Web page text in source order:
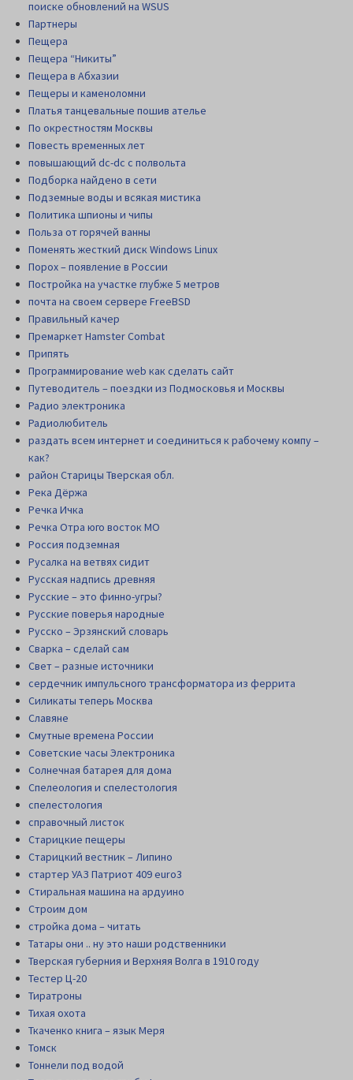
поиске обновлений на WSUS
Партнеры
Пещера
Пещера “Никиты”
Пещера в Абхазии
Пещеры и каменоломни
Платья танцевальные пошив ателье
По окрестностям Москвы
Повесть временных лет
повышающий dc-dc с полвольта
Подборка найдено в сети
Подземные воды и всякая мистика
Политика шпионы и чипы
Польза от горячей ванны
Поменять жесткий диск Windows Linux
Порох – появление в России
Постройка на участке глубже 5 метров
почта на своем сервере FreeBSD
Правильный качер
Премаркет Hamster Combat
Припять
Программирование web как сделать сайт
Путеводитель – поездки из Подмосковья и Москвы
Радио электроника
Радиолюбитель
раздать всем интернет и соединиться к рабочему компу –
как?
район Старицы Тверская обл.
Река Дёржа
Речка Ичка
Речка Отра юго восток МО
Россия подземная
Русалка на ветвях сидит
Русская надпись древняя
Русские – это финно-угры?
Русские поверья народные
Русско – Эрзянский словарь
Сварка – сделай сам
Свет – разные источники
сердечник импульсного трансформатора из феррита
Силикаты теперь Москва
Славяне
Смутные времена России
Советские часы Электроника
Солнечная батарея для дома
Спелеология и спелестология
спелестология
справочный листок
Старицкие пещеры
Старицкий вестник – Липино
стартер УАЗ Патриот 409 euro3
Стиральная машина на ардуино
Строим дом
стройка дома – читать
Татары они .. ну это наши родственники
Тверская губерния и Верхняя Волга в 1910 году
Тестер Ц-20
Тиратроны
Тихая охота
Ткаченко книга – язык Меря
Томск
Тоннели под водой